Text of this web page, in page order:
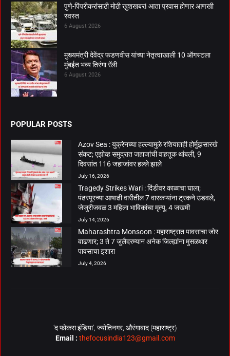
पुणे-पिंपरीकरांसाठी मोठी खुशखबर! आता प्रवास होणार आणखी
स्वस्त
6 August 2026
मुख्यमंत्री देवेंद्र फडणवीस यांच्या नेतृत्वाखाली 10 ऑगस्टला
मुंबईत भव्य तिरंगा रॅली
6 August 2026
POPULAR POSTS
Azov Sea : युक्रेनच्या हल्ल्यामुळे रशियातही होर्मुझसारखे
संकट; एझोव्ह समुद्रात जहाजांची वाहतूक थांबली, 9
दिवसांत 116 जहाजांवर हल्ले झाले
July 16, 2026
Tragedy Strikes Wari : दिंडीवर काळाचा घाला;
पंढरपूरच्या आषाढी वारीतील 7 वारकऱ्यांना ट्रकने उडवले,
जेजुरीजवळ 3 महिला भाविकांचा मृत्यू, 4 जखमी
July 14, 2026
Maharashtra Monsoon : महाराष्ट्रात पावसाचा जोर
वाढणार; 3 ते 7 जुलैदरम्यान अनेक जिल्ह्यांना मुसळधार
पावसाचा इशारा
July 4, 2026
‘द फोकस इंडिया’, ज्योतिनगर, औरंगाबाद (महाराष्ट्र)
Email : thefocusindia123@gmail.com